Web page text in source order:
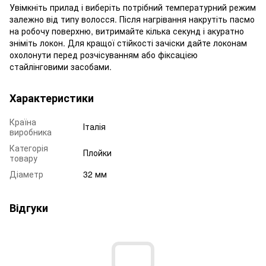
Увімкніть прилад і виберіть потрібний температурний режим
залежно від типу волосся. Після нагрівання накрутіть пасмо
на робочу поверхню, витримайте кілька секунд і акуратно
зніміть локон. Для кращої стійкості зачіски дайте локонам
охолонути перед розчісуванням або фіксацією
стайлінговими засобами.
Характеристики
Країна
виробника
Італія
Категорія
товару
Плойки
Діаметр
32 мм
Відгуки